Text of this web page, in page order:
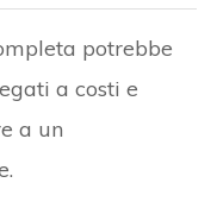
potrebbe
a costi e
a un